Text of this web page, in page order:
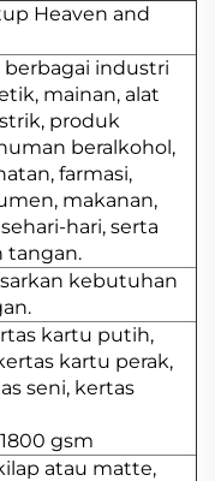
Heaven and
industri
mainan, alat
produk
beralkohol,
farmasi,
makanan,
hari, serta
tangan.
kebutuhan
kartu putih,
kartu perak,
seni, kertas
gsm
atau matte,